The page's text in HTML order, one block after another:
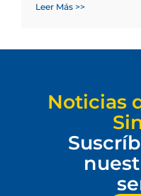
Leer Más >>
Noticias